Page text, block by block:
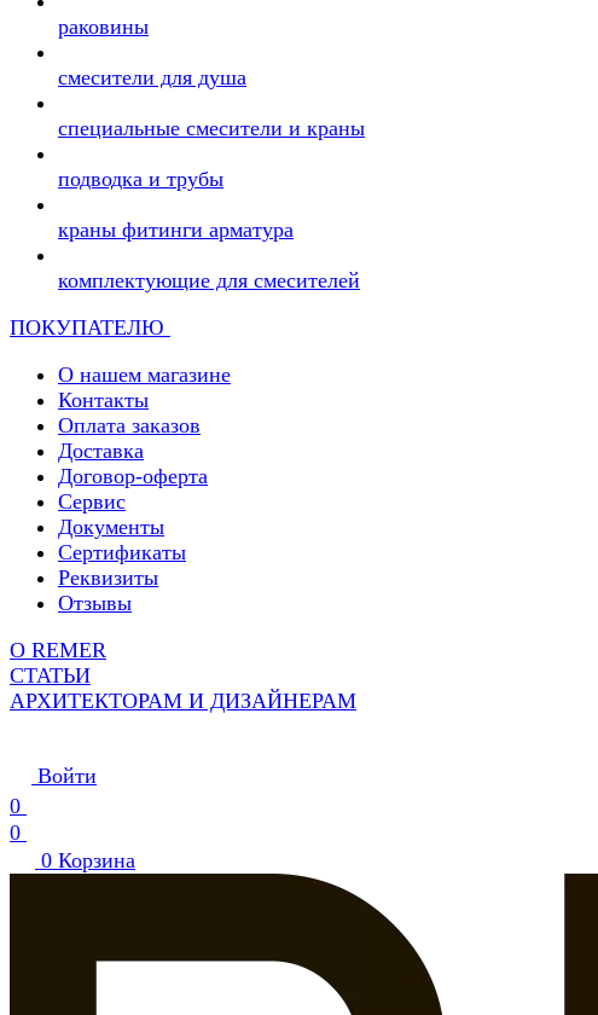
раковины
смесители для душа
специальные смесители и краны
подводка и трубы
краны фитинги арматура
комплектующие для смесителей
ПОКУПАТЕЛЮ
О нашем магазине
Контакты
Оплата заказов
Доставка
Договор-оферта
Сервис
Документы
Сертификаты
Реквизиты
Отзывы
О REMER
СТАТЬИ
АРХИТЕКТОРАМ И ДИЗАЙНЕРАМ
Войти
0
0
0 Корзина